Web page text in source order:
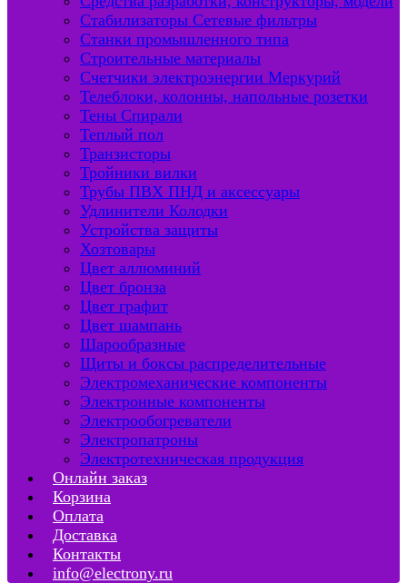
Стабилизаторы Сетевые фильтры
Станки промышленного типа
Строительные материалы
Счетчики электроэнергии Меркурий
Телеблоки, колонны, напольные розетки
Тены Спирали
Теплый пол
Транзисторы
Тройники вилки
Трубы ПВХ ПНД и аксессуары
Удлинители Колодки
Устройства защиты
Хозтовары
Цвет аллюминий
Цвет бронза
Цвет графит
Цвет шампань
Шарообразные
Щиты и боксы распределительные
Электромеханические компоненты
Электронные компоненты
Электрообогреватели
Электропатроны
Электротехническая продукция
Онлайн заказ
Корзина
Оплата
Доставка
Контакты
info@electrony.ru